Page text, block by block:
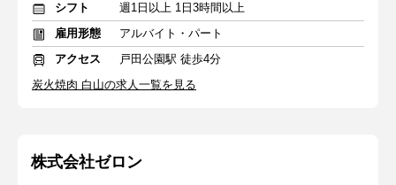
シフト
週1日以上 1日3時間以上
雇用形態
アルバイト・パート
アクセス
戸田公園駅 徒歩4分
炭火焼肉 白山の求人一覧を見る
株式会社ゼロン